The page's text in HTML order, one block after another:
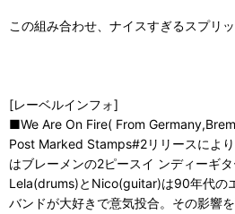
この組み合わせ、ナイスすぎるスプリッ
[レーベルインフォ]
■We Are On Fire( From
Post Marked Stamps#2リリースによ
はブレーメンの2ピースイ ンディーギタ
Lela(drums)とNico(guitar)は90年代の
バンドが大好きで意気投合。その影響